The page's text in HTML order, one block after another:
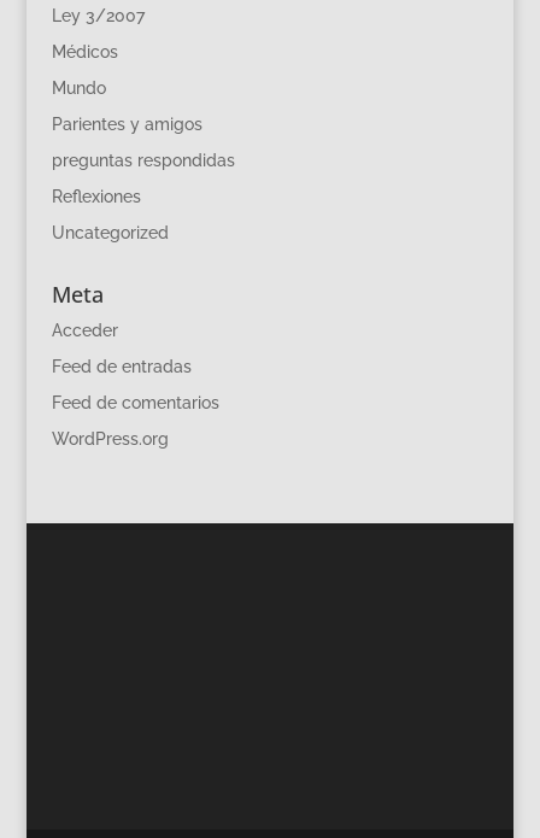
Ley 3/2007
Médicos
Mundo
Parientes y amigos
preguntas respondidas
Reflexiones
Uncategorized
Meta
Acceder
Feed de entradas
Feed de comentarios
WordPress.org